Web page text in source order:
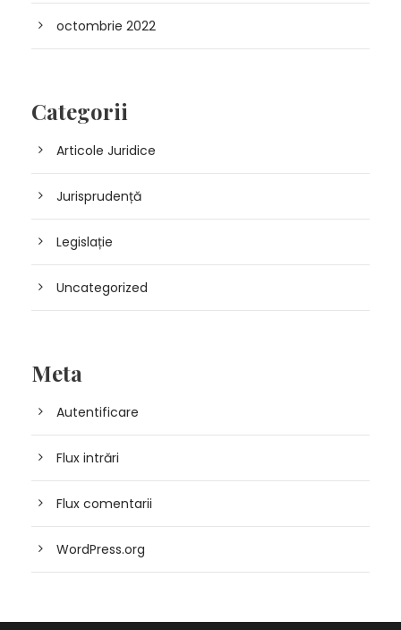
octombrie 2022
Categorii
Articole Juridice
Jurisprudență
Legislație
Uncategorized
Meta
Autentificare
Flux intrări
Flux comentarii
WordPress.org